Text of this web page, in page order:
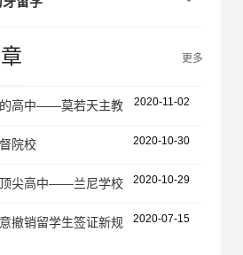
更多
高中——莫若天主教高中2020-11-02
院校 2020-10-30
尖高中——兰尼学校 2020-10-29
撤销留学生签证新规 2020-07-15